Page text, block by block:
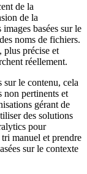
de la
de la
basées sur le
noms de fichiers.
plus précise et
réellement.
sur le contenu, cela
non pertinents et
gérant de
des solutions
pour
manuel et prendre
sur le contexte